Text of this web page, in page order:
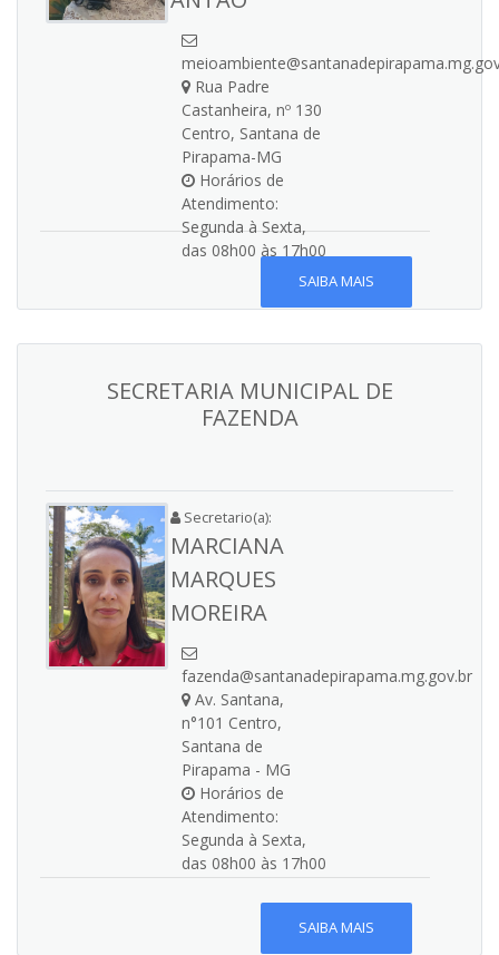
Rua Padre
Castanheira, nº 130
Centro, Santana de
Pirapama-MG
Horários de
Atendimento:
Segunda à Sexta,
das 08h00 às 17h00
SAIBA MAIS
SECRETARIA MUNICIPAL DE
FAZENDA
Secretario(a):
MARCIANA
MARQUES
MOREIRA
fazenda@santanadepirapama.mg.gov.br
Av. Santana,
n°101 Centro,
Santana de
Pirapama - MG
Horários de
Atendimento:
Segunda à Sexta,
das 08h00 às 17h00
SAIBA MAIS